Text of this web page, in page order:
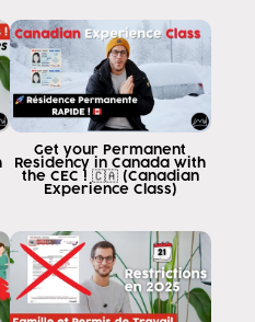
Get your Permanent
Residency in Canada with
the CEC ! 🇨🇦 (Canadian
Experience Class)